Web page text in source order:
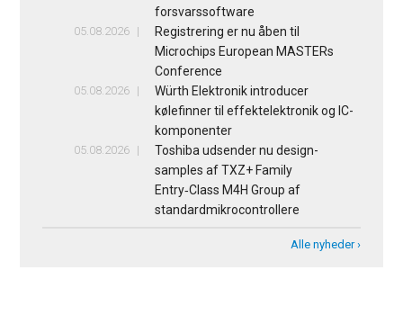
forsvarssoftware
05.08.2026
Registrering er nu åben til
Microchips European MASTERs
Conference
05.08.2026
Würth Elektronik introducer
kølefinner til effektelektronik og IC-
komponenter
05.08.2026
Toshiba udsender nu design-
samples af TXZ+ Family
Entry‑Class M4H Group af
standardmikrocontrollere
Alle nyheder ›